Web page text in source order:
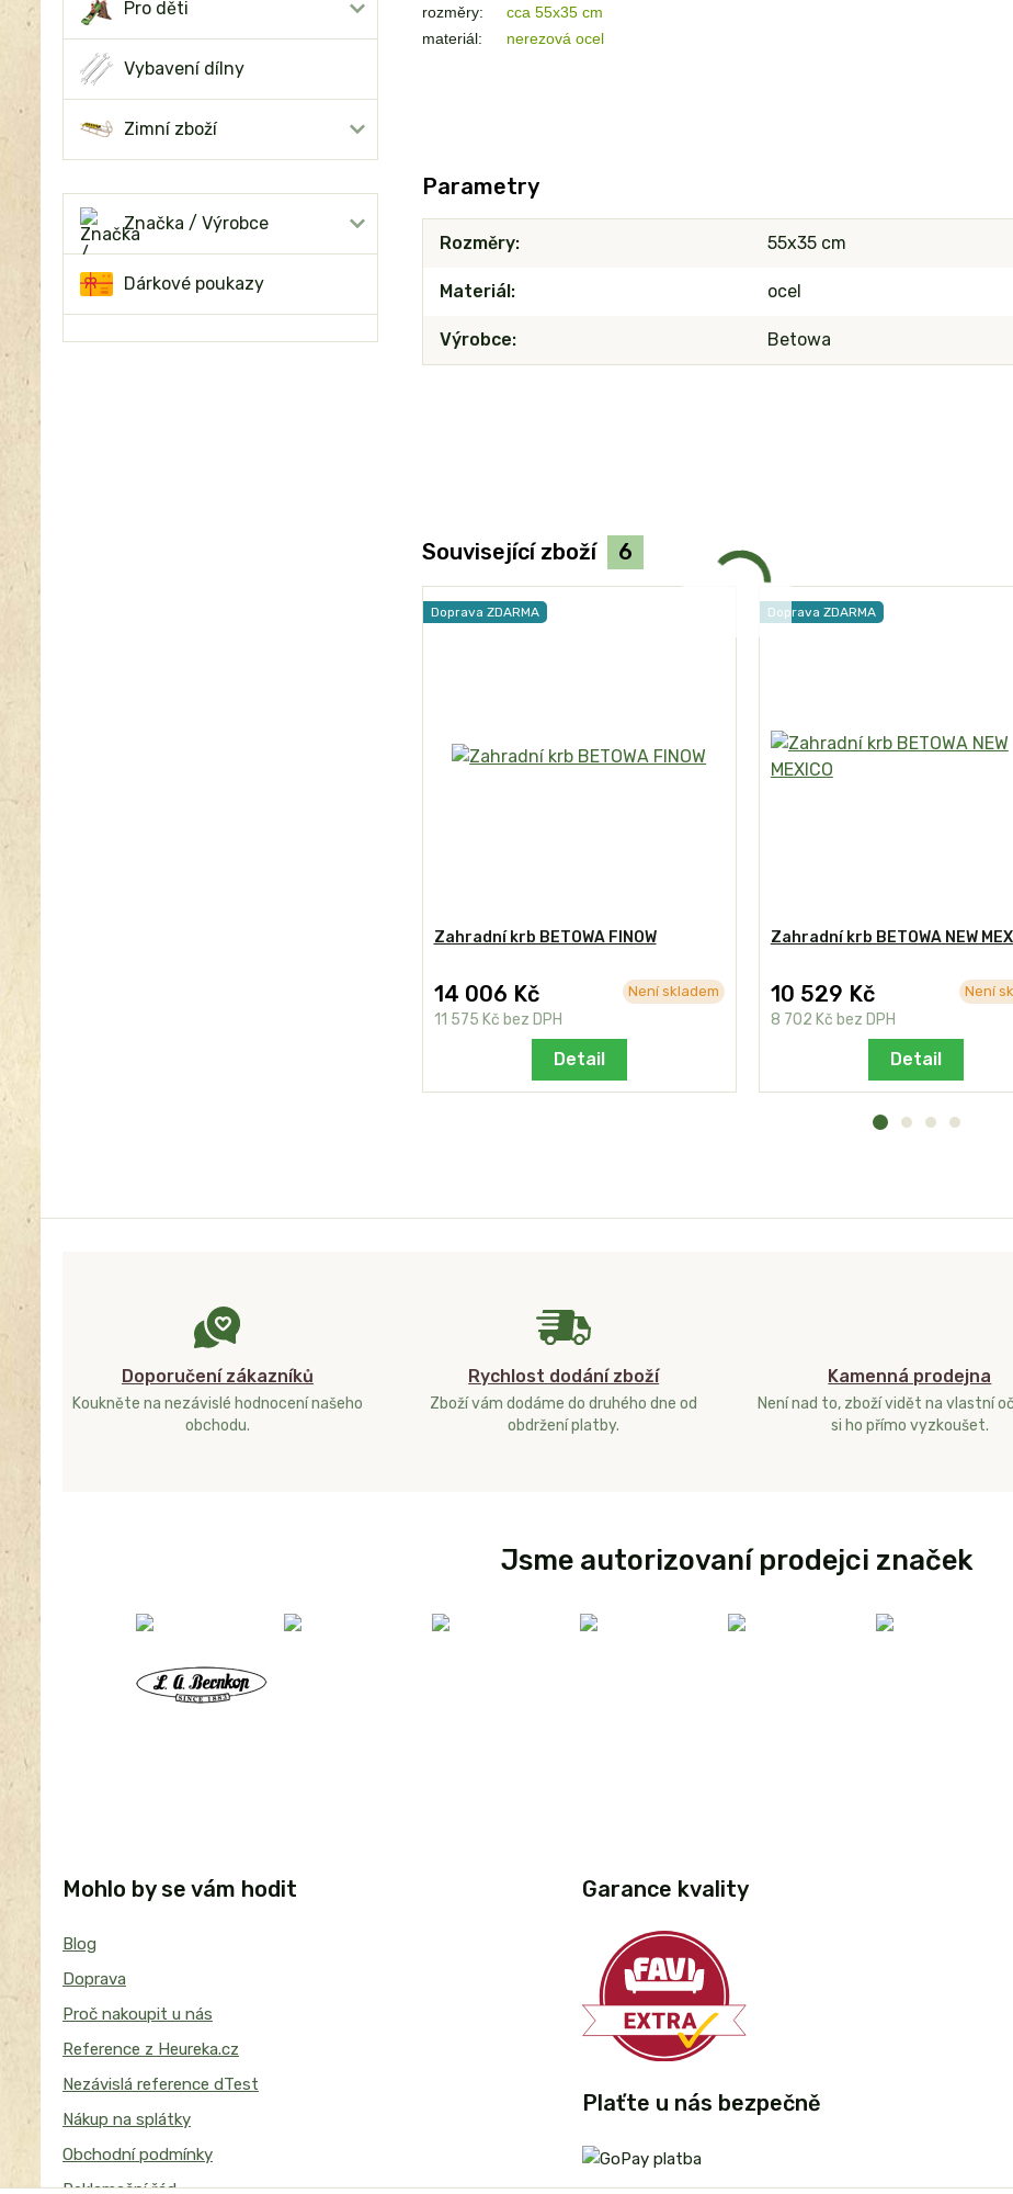
Pro děti
Vybavení dílny
Zimní zboží
Značka / Výrobce
Dárkové poukazy
rozměry:
cca 55x35 cm
materiál:
nerezová ocel
Parametry
Rozměry 55x35 cm
Materiál ocel
Výrobce Betowa
Související zboží 6
Doprava ZDARMA
Zahradní krb BETOWA FINOW
14 006 Kč
11 575 Kč bez DPH
Není skladem
Detail
Doprava ZDARMA
Zahradní krb BETOWA NEW
10 529 Kč
8 702 Kč bez DPH
Není
Detail
Doporučení zákazníků
Koukněte na nezávislé hodnocení našeho
obchodu.
Rychlost dodání zboží
Zboží vám dodáme do druhého dne od
obdržení platby.
Kamenná prodejna
Není nad to, zboží vidět na vlastní
si ho přímo vyzkoušet.
Jsme autorizovaní prodejci značek
Mohlo by se vám hodit
Blog
Doprava
Proč nakoupit u nás
Reference z Heureka.cz
Nezávislá reference dTest
Nákup na splátky
Obchodní podmínky
Reklamační řád
Garance kvality
Plaťte u nás bezpečně